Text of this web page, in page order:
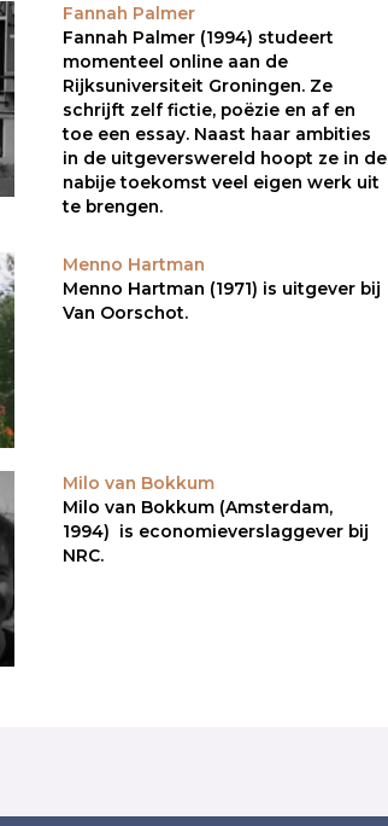
Fannah Palmer
Fannah Palmer (1994) studeert
momenteel online aan de
Rijksuniversiteit Groningen. Ze
schrijft zelf fictie, poëzie en af en
toe een essay. Naast haar ambities
in de uitgeverswereld hoopt ze in de
nabije toekomst veel eigen werk uit
te brengen.
Menno Hartman
Menno Hartman (1971) is uitgever bij
Van Oorschot.
Milo van Bokkum
Milo van Bokkum (Amsterdam,
1994) is economieverslaggever bij
NRC.